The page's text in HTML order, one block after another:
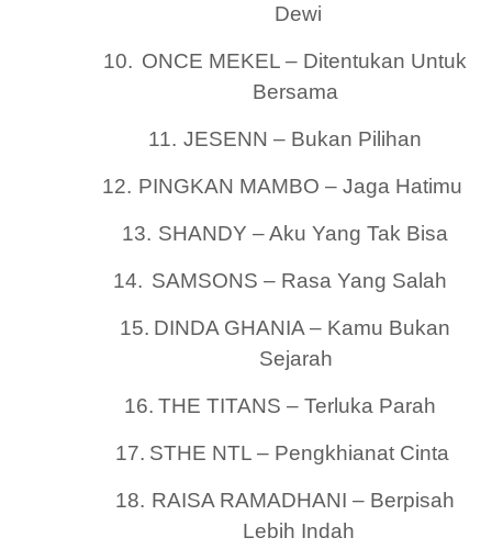
Dewi
10. ONCE MEKEL – Ditentukan Untuk
Bersama
11. JESENN – Bukan Pilihan
12. PINGKAN MAMBO – Jaga Hatimu
13. SHANDY – Aku Yang Tak Bisa
14. SAMSONS – Rasa Yang Salah
15. DINDA GHANIA – Kamu Bukan
Sejarah
16. THE TITANS – Terluka Parah
17. STHE NTL – Pengkhianat Cinta
18. RAISA RAMADHANI – Berpisah
Lebih Indah